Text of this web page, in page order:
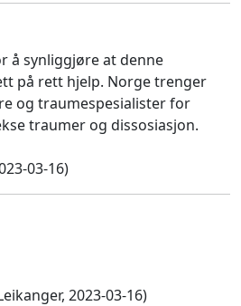
å synliggjøre at denne
på rett hjelp. Norge trenger
og traumespesialister for
traumer og dissosiasjon.
03-16)
2023-03-16)